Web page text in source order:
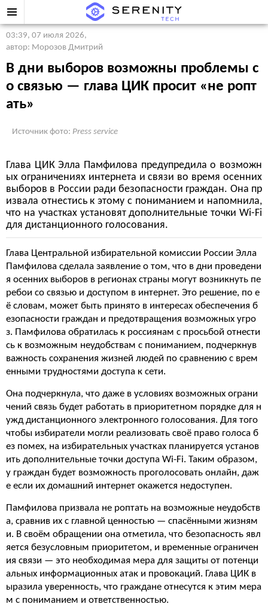
03:39, 07 июля 2026,
автор: Морозов Дмитрий
В дни выборов возможны проблемы с
о связью — глава ЦИК просит «не ропт
ать»
Источник фото: Press service
Глава ЦИК Элла Памфилова предупредила о возможн
ых ограничениях интернета и связи во время осенних
выборов в России ради безопасности граждан. Она пр
извала отнестись к этому с пониманием и напомнила,
что на участках установят дополнительные точки Wi-Fi
для дистанционного голосования.
Глава Центральной избирательной комиссии России Элла
Памфилова сделала заявление о том, что в дни проведени
я осенних выборов в регионах страны могут возникнуть пе
ребои со связью и доступом в интернет. Это решение, по е
ё словам, может быть принято в интересах обеспечения б
езопасности граждан и предотвращения возможных угро
з. Памфилова обратилась к россиянам с просьбой отнести
сь к возможным неудобствам с пониманием, подчеркнув
важность сохранения жизней людей по сравнению с врем
енными трудностями доступа к сети.
Она подчеркнула, что даже в условиях возможных ограни
чений связь будет работать в приоритетном порядке для н
ужд дистанционного электронного голосования. Для того
чтобы избиратели могли реализовать своё право голоса б
ез помех, на избирательных участках планируется установ
ить дополнительные точки доступа Wi-Fi. Таким образом,
у граждан будет возможность проголосовать онлайн, даж
е если их домашний интернет окажется недоступен.
Памфилова призвала не роптать на возможные неудобств
а, сравнив их с главной ценностью — спасёнными жизням
и. В своём обращении она отметила, что безопасность явл
яется безусловным приоритетом, и временные ограничен
ия связи — это необходимая мера для защиты от потенци
альных информационных атак и провокаций. Глава ЦИК в
ыразила уверенность, что граждане отнесутся к этим мера
м с пониманием и ответственностью.